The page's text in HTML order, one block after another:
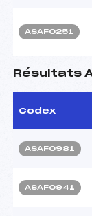
ASAF0251
Résultats
Codex
ASAF0981
ASAF0941